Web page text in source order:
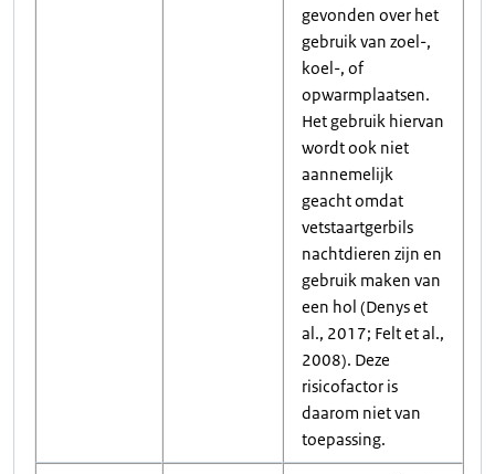
gevonden over het
gebruik van zoel-,
koel-, of
opwarmplaatsen.
Het gebruik hiervan
wordt ook niet
aannemelijk
geacht omdat
vetstaartgerbils
nachtdieren zijn en
gebruik maken van
een hol (Denys et
al., 2017; Felt et al.,
2008). Deze
risicofactor is
daarom niet van
toepassing.